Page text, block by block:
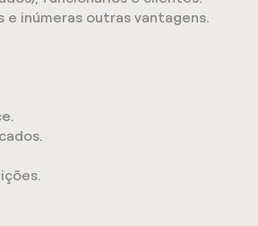
e inúmeras outras vantagens.